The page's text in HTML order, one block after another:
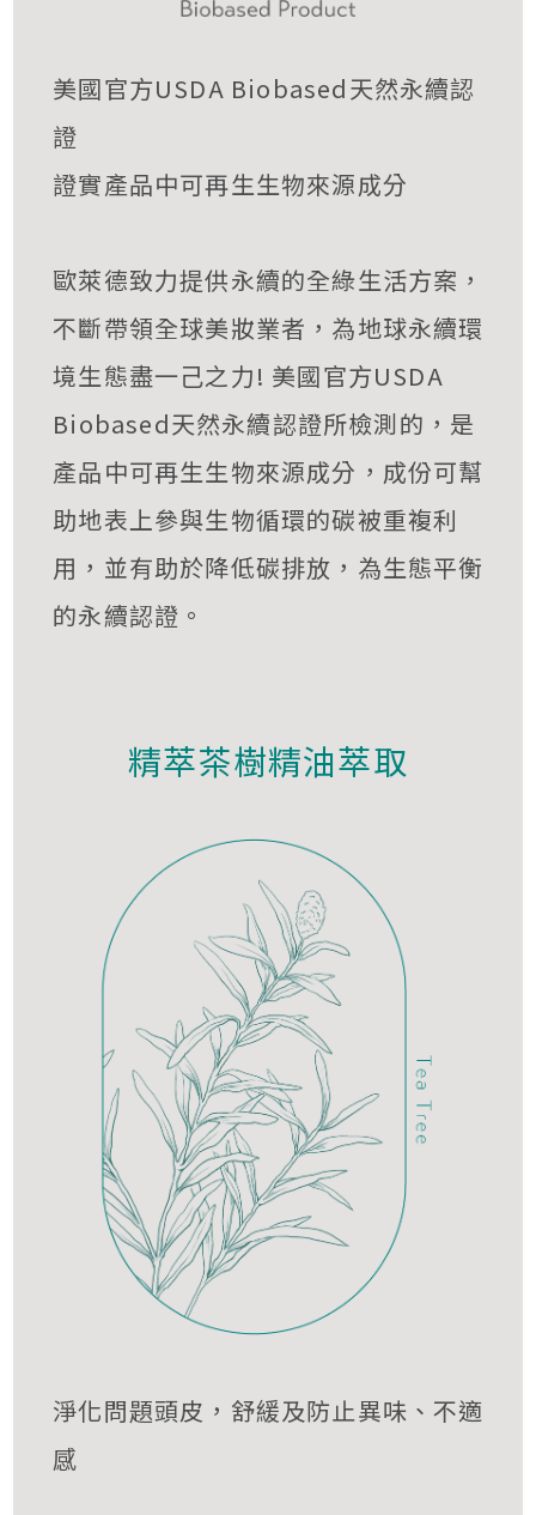
美國官方USDA Biobased天然永續認
證
證實產品中可再生生物來源成分
歐萊德致力提供永續的全綠生活方案，
不斷帶領全球美妝業者，為地球永續環
境生態盡一己之力! 美國官方USDA
Biobased天然永續認證所檢測的，是
產品中可再生生物來源成分，成份可幫
助地表上參與生物循環的碳被重複利
用，並有助於降低碳排放，為生態平衡
的永續認證。
精萃茶樹精油萃取
淨化問題頭皮，舒緩及防止異味、不適
感